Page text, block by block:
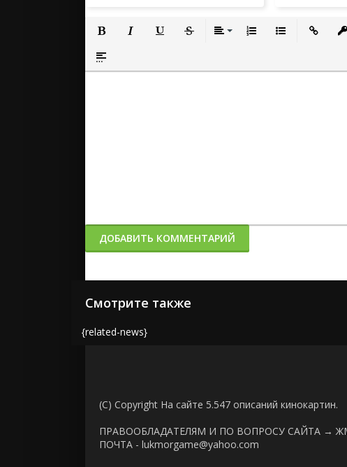
Полужирный
Вставка спойлера
ДОБАВИТЬ КОММЕНТАРИЙ
Смотрите также
{related-news}
(C) Copyright На сайте 5.547 описаний кинокартин.
ПРАВООБЛАДАТЕЛЯМ И ПО ВОПРОСУ САЙТА →
ПОЧТА - lukmorgame@yahoo.com